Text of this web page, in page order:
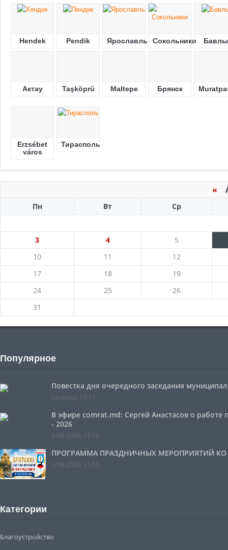
Hendek Pendik Ярославль Сокольники Бавлы
Актау Taşköprü Maltepe Брянск
Erzsébet
város
Тирасполь
«
Пн Вт Ср
3 4
5
10
11
12
17
18
19
24
25
26
31
Популярное
Повестка дня очередного заседания
Сегодня, 15:11
В эфире comrat.md: Сергей Анастасов о
- 2026
4-08-2026, 13:19
ПРОГРАММА ПРАЗДНИЧНЫХ МЕРОПРИЯТИЙ КО
3-08-2026, 11:55
Категории
Благоустройство